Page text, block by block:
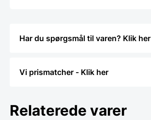
Har du spørgsmål til varen? Klik her
Vi prismatcher - Klik her
Relaterede varer